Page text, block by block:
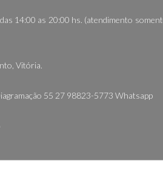
14:00 as 20:00 hs. (atendimento
Vitória.
55 27 98823-5773 Whatsapp